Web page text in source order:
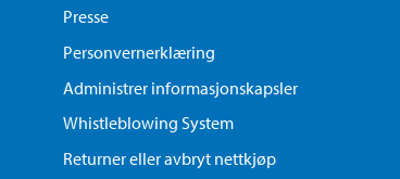
Presse
Personvernerklæring
Administrer informasjonskapsler
Whistleblowing System
Returner eller avbryt nettkjøp